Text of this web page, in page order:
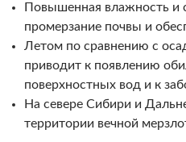
Повышенная влажность и
промерзание почвы и
Летом по сравнению с
приводит к появлению
поверхностных вод и к
На севере Сибири и
территории вечной